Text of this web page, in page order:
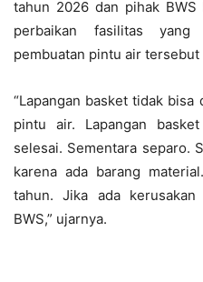
tahun 2026 dan pihak BWS
perbaikan fasilitas yang
pembuatan pintu air
“Lapangan basket tidak
pintu air. Lapangan
selesai. Sementara separo.
karena ada barang
tahun. Jika ada
BWS,” ujarnya.